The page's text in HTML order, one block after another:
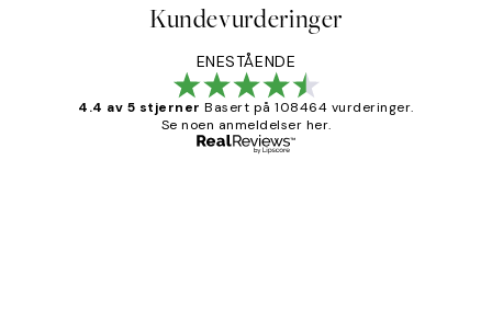
Kundevurderinger
ENESTÅENDE
4.4 av 5 stjerner Basert på 108464 vurderinger.
Se noen anmeldelser her.